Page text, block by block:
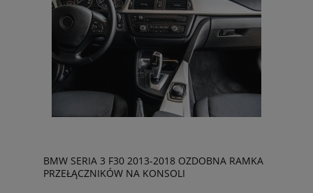
BMW SERIA 3 F30 2013-2018 OZDOBNA RAMKA
PRZEŁĄCZNIKÓW NA KONSOLI